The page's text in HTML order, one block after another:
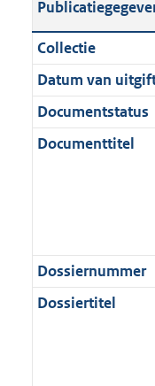
i
e
i
n
f
t
3
K
b
t
i
e
i
n
a
t
:
K
b
a
t
i
e
i
a
a
e
3
K
b
c
a
t
i
e
m
a
t
:
2
K
Collectie
Datum van
Documentstatus
Documenttitel
Dossiernummer
Dossiertitel